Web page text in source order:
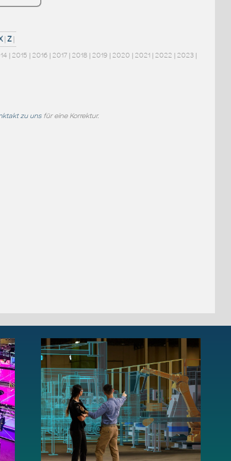
|Z |
| 2015 | 2016 | 2017 | 2018 | 2019 | 2020 | 2021 | 2022 | 2023 |
zu uns für eine Korrektur.